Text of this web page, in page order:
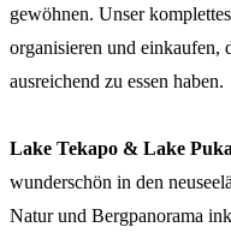
gewöhnen. Unser
organisieren und einkaufen,
ausreichend zu essen haben.
Lake Tekapo & Lake
wunderschön in den
Natur und Bergpanorama